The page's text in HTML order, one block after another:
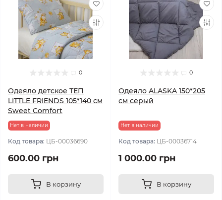
0
Одеяло детское ТЕП
LITTLE FRIENDS 105*140 см
Sweet Comfort
Нет в наличии
Код товара: ЦБ-00036690
600.00 грн
В корзину
0
Одеяло ALASKA 150*205
см серый
Нет в наличии
Код товара: ЦБ-00036714
1 000.00 грн
В корзину